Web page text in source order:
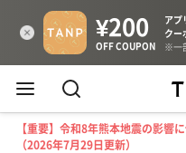
【重要】令和8年熊本地震の影響
（2026年7月29日更新）